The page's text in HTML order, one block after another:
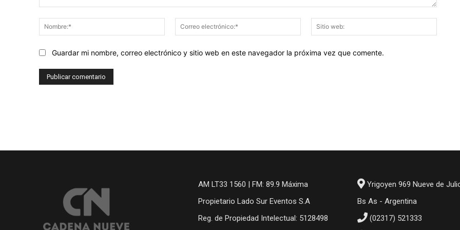
Nombre:*
Correo
electrónico:*
web:
Guardar mi nombre, correo electrónico y sitio web en este navegador la próxima vez que comente.
AM LT33 1560 | FM: 89.9 Máxima
Propietario Lado Sur Eventos S.A
Reg. de Propiedad Intelectual: 5128498
Yrigoyen 969 Nueve de
Bs As - Argentina
(02317) 521333